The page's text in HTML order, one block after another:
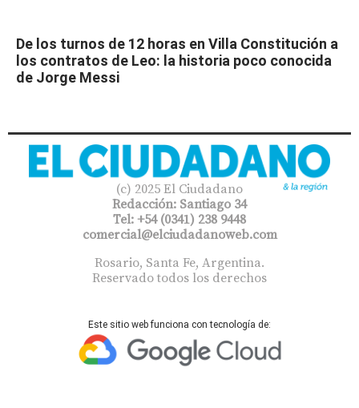
De los turnos de 12 horas en Villa Constitución a
los contratos de Leo: la historia poco conocida
de Jorge Messi
(c) 2025 El Ciudadano
Redacción: Santiago 34
Tel: +54 (0341) 238 9448
comercial@elciudadanoweb.com​
Rosario, Santa Fe, Argentina.
Reservado todos los derechos
Este sitio web funciona con tecnología de: